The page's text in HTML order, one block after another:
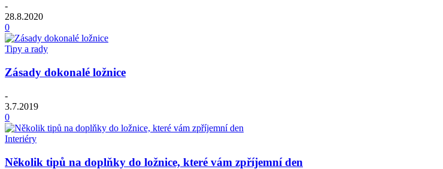
-
28.8.2020
0
Tipy a rady
Zásady dokonalé ložnice
-
3.7.2019
0
Interiéry
Několik tipů na doplňky do ložnice, které vám zpříjemní den